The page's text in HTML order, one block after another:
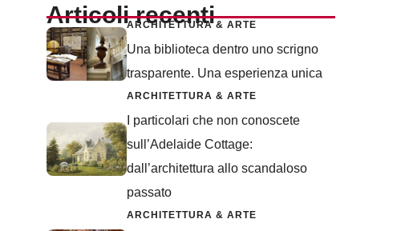
Articoli recenti
ARCHITETTURA & ARTE
Una biblioteca dentro uno scrigno
trasparente. Una esperienza unica
ARCHITETTURA & ARTE
I particolari che non conoscete
sull’Adelaide Cottage:
dall’architettura allo scandaloso
passato
ARCHITETTURA & ARTE